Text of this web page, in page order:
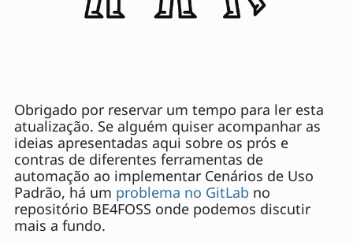
Obrigado por reservar um tempo para ler esta
atualização. Se alguém quiser acompanhar as
ideias apresentadas aqui sobre os prós e
contras de diferentes ferramentas de
automação ao implementar Cenários de Uso
Padrão, há um problema no GitLab no
repositório BE4FOSS onde podemos discutir
mais a fundo.